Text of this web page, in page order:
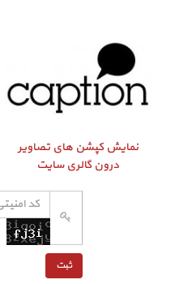
نمایش کپشن‌ های تصاویر
درون گالری سایت